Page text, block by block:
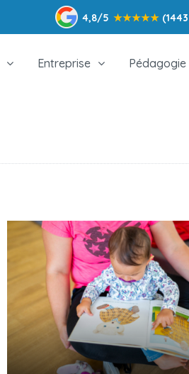
4,8/5 ★★★★★
Entreprise Pédagogie